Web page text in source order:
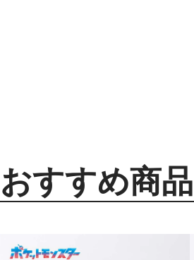
おすすめ商品